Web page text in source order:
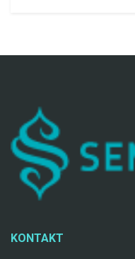
KONTAKT